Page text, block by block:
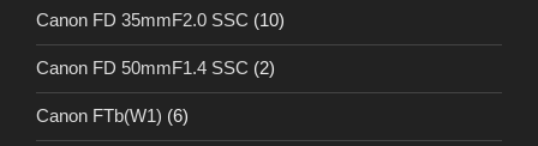
Canon FD 35mmF2.0 SSC (10)
Canon FD 50mmF1.4 SSC (2)
Canon FTb(W1) (6)